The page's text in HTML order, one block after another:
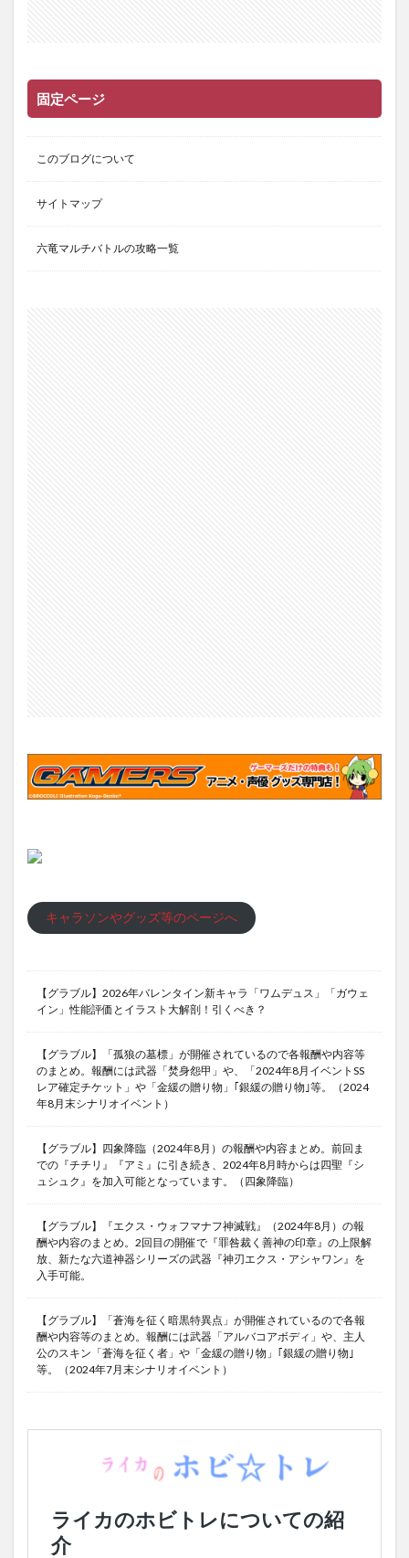
固定ページ
このブログについて
サイトマップ
六竜マルチバトルの攻略一覧
キャラソンやグッズ等のページへ
【グラブル】2026年バレンタイン新キャラ「ワムデュス」「ガウェ
イン」性能評価とイラスト大解剖！引くべき？
【グラブル】「孤狼の墓標」が開催されているので各報酬や内容等
のまとめ。報酬には武器「焚身怨甲」や、「2024年8月イベントSS
レア確定チケット」や「金緩の贈り物」｢銀緩の贈り物｣等。（2024
年8月末シナリオイベント）
【グラブル】四象降臨（2024年8月）の報酬や内容まとめ。前回ま
での『チチリ』『アミ』に引き続き、2024年8月時からは四聖『シ
ュシュク』を加入可能となっています。（四象降臨）
【グラブル】『エクス・ウォフマナフ神滅戦』（2024年8月）の報
酬や内容のまとめ。2回目の開催で『罪咎裁く善神の印章』の上限解
放、新たな六道神器シリーズの武器『神刃エクス・アシャワン』を
入手可能。
【グラブル】「蒼海を征く暗黒特異点」が開催されているので各報
酬や内容等のまとめ。報酬には武器「アルバコアボディ」や、主人
公のスキン「蒼海を征く者」や「金緩の贈り物」｢銀緩の贈り物｣
等。（2024年7月末シナリオイベント）